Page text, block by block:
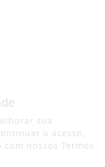
sua
o acesso,
nossos Termos